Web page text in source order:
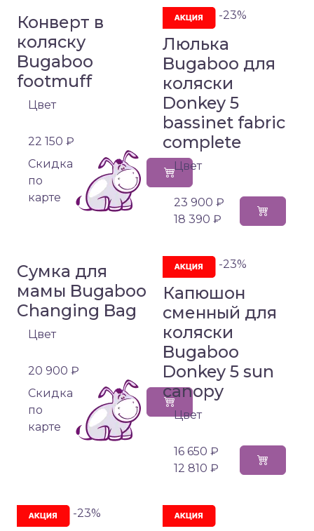
Конверт в
коляску
Bugaboo
footmuff
Цвет
22 150 ₽
Cкидка
по
карте
-23%
Люлька
Bugaboo для
коляски
Donkey 5
bassinet fabric
complete
Цвет
23 900 ₽
18 390 ₽
Сумка для
мамы Bugaboo
Changing Bag
Цвет
20 900 ₽
Cкидка
по
карте
-23%
Капюшон
сменный для
коляски
Bugaboo
Donkey 5 sun
canopy
Цвет
16 650 ₽
12 810 ₽
-23%